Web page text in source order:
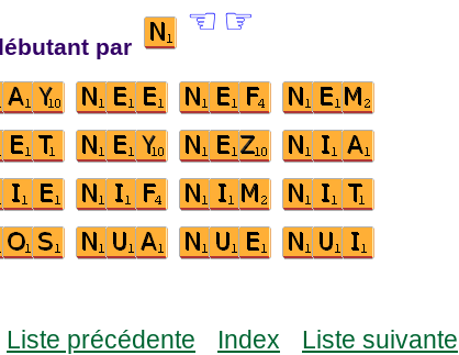
par
☜ ☞
Liste précédente Index Liste suivante